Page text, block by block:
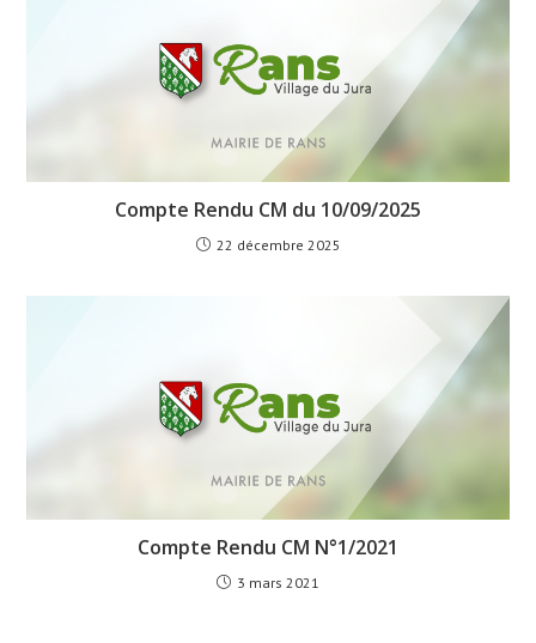
Compte Rendu CM du 10/09/2025
22 décembre 2025
Compte Rendu CM N°1/2021
3 mars 2021